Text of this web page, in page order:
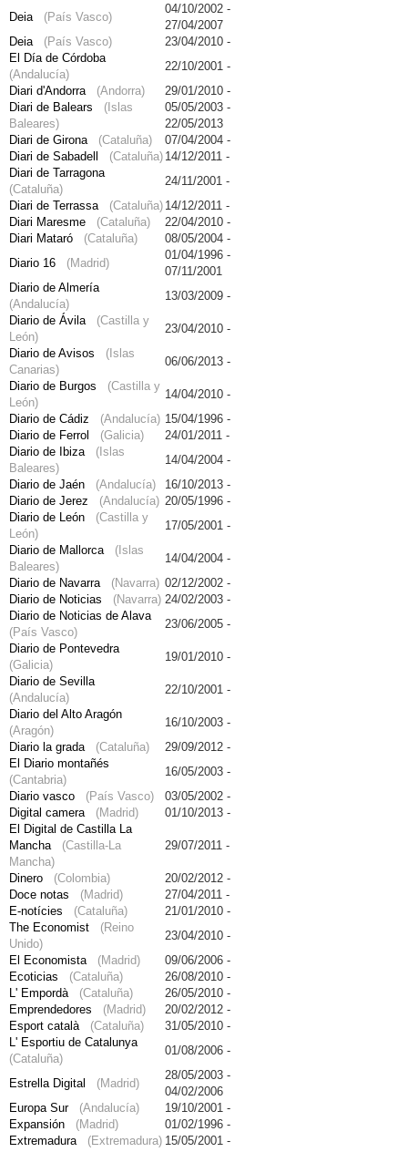
Deia (País Vasco)
04/10/2002 -
27/04/2007
Deia (País Vasco)
23/04/2010 -
El Día de Córdoba
(Andalucía)
22/10/2001 -
Diari d'Andorra (Andorra)
29/01/2010 -
Diari de Balears (Islas
Baleares)
05/05/2003 -
22/05/2013
Diari de Girona (Cataluña)
07/04/2004 -
Diari de Sabadell (Cataluña) 14/12/2011 -
Diari de Tarragona
(Cataluña)
24/11/2001 -
Diari de Terrassa (Cataluña) 14/12/2011 -
Diari Maresme (Cataluña)
22/04/2010 -
Diari Mataró (Cataluña)
08/05/2004 -
Diario 16 (Madrid)
01/04/1996 -
07/11/2001
Diario de Almería
(Andalucía)
13/03/2009 -
Diario de Ávila (Castilla y
León)
23/04/2010 -
Diario de Avisos (Islas
Canarias)
06/06/2013 -
Diario de Burgos (Castilla y
León)
14/04/2010 -
Diario de Cádiz (Andalucía) 15/04/1996 -
Diario de Ferrol (Galicia)
24/01/2011 -
Diario de Ibiza (Islas
Baleares)
14/04/2004 -
Diario de Jaén (Andalucía)
16/10/2013 -
Diario de Jerez (Andalucía) 20/05/1996 -
Diario de León (Castilla y
León)
17/05/2001 -
Diario de Mallorca (Islas
Baleares)
14/04/2004 -
Diario de Navarra (Navarra) 02/12/2002 -
Diario de Noticias (Navarra) 24/02/2003 -
Diario de Noticias de Alava
(País Vasco)
23/06/2005 -
Diario de Pontevedra
(Galicia)
19/01/2010 -
Diario de Sevilla
(Andalucía)
22/10/2001 -
Diario del Alto Aragón
(Aragón)
16/10/2003 -
Diario la grada (Cataluña)
29/09/2012 -
El Diario montañés
(Cantabria)
16/05/2003 -
Diario vasco (País Vasco)
03/05/2002 -
Digital camera (Madrid)
01/10/2013 -
El Digital de Castilla La
Mancha (Castilla-La
Mancha)
29/07/2011 -
Dinero (Colombia)
20/02/2012 -
Doce notas (Madrid)
27/04/2011 -
E-notícies (Cataluña)
21/01/2010 -
The Economist (Reino
Unido)
23/04/2010 -
El Economista (Madrid)
09/06/2006 -
Ecoticias (Cataluña)
26/08/2010 -
L' Empordà (Cataluña)
26/05/2010 -
Emprendedores (Madrid)
20/02/2012 -
Esport català (Cataluña)
31/05/2010 -
L' Esportiu de Catalunya
(Cataluña)
01/08/2006 -
Estrella Digital (Madrid)
28/05/2003 -
04/02/2006
Europa Sur (Andalucía)
19/10/2001 -
Expansión (Madrid)
01/02/1996 -
Extremadura (Extremadura) 15/05/2001 -